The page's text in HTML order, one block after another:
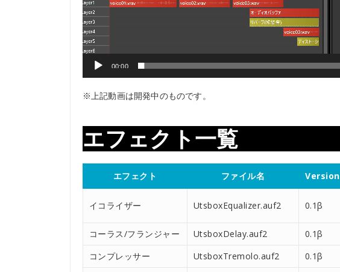
00:00
※上記動画は開発中のものです。
エフェクト一覧
エフェクト ファイル名 Version
イコライザー UtsboxEqualizer.auf2 0.1β
コーラス/フランジャー
UtsboxDelay.auf2 0.1β
コンプレッサー
UtsboxTremolo.auf2 0.1β